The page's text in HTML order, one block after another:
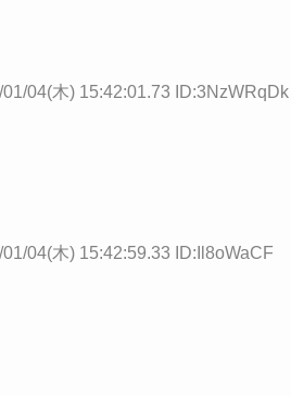
04(木) 15:42:01.73 ID:3NzWRqDk
04(木) 15:42:59.33 ID:Il8oWaCF